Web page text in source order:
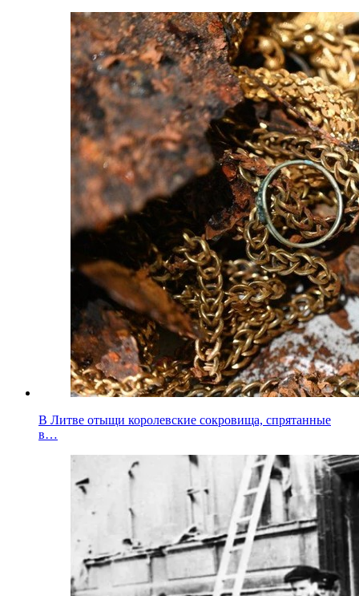
В Литве отыщи королевские сокровища, спрятанные
в…